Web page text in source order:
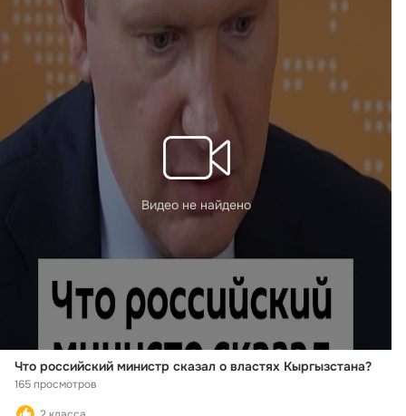
Видео не найдено
Что российский министр сказал о властях Кыргызстана?
165 просмотров